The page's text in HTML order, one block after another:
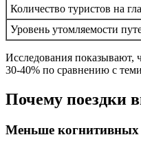
Количество туристов на
Уровень утомляемости
Исследования показывают,
30-40% по сравнению с
Почему поездки
Меньше когнитивных